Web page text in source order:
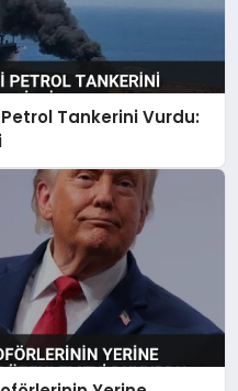
Petrol Tankerini Vurdu: